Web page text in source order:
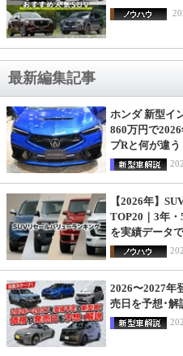
最新編集記事
ホンダ 新型イ
860万円で
プRと何が違う
【2026年】
TOP20｜3年
を実績データ
2026〜2027年
売日を予想･解